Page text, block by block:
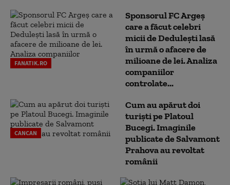
FANATIK.RO
Sponsorul FC Argeș
care a făcut celebri
micii de Dedulești lasă
în urmă o afacere de
milioane de lei. Analiza
companiilor
controlate...
CANCAN
Cum au apărut doi
turiști pe Platoul
Bucegi. Imaginile
publicate de Salvamont
Prahova au revoltat
românii